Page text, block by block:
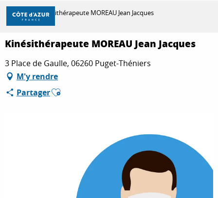
Aller
contenu
principal
DÉCOUVRIR
À FAIRE
Accueil Kinésithérapeute MOREAU Jean Jacques
Kinésithérapeute MOREAU Jean Jacques
3 Place de Gaulle, 06260 Puget-Théniers
M'y rendre
PartagerAjouter aux favoris